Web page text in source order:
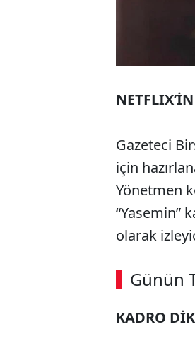
Gazeteci
için
Yönetmen
“Yasemin”
olarak
Günün
KADRO